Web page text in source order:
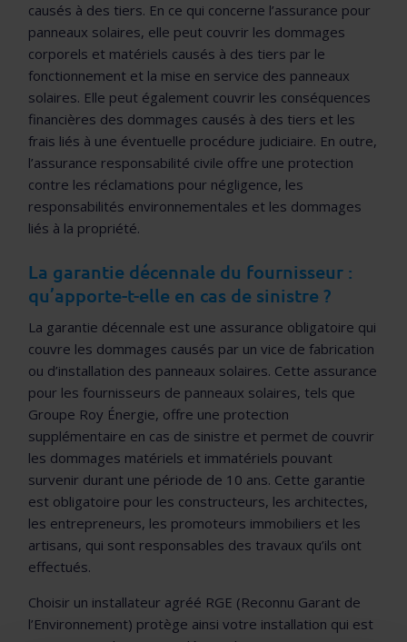
causés à des tiers. En ce qui concerne l’assurance pour
panneaux solaires, elle peut couvrir les dommages
corporels et matériels causés à des tiers par le
fonctionnement et la mise en service des panneaux
solaires. Elle peut également couvrir les conséquences
financières des dommages causés à des tiers et les
frais liés à une éventuelle procédure judiciaire. En outre,
l’assurance responsabilité civile offre une protection
contre les réclamations pour négligence, les
responsabilités environnementales et les dommages
liés à la propriété.
La garantie décennale du fournisseur :
qu’apporte-t-elle en cas de sinistre ?
La garantie décennale est une assurance obligatoire qui
couvre les dommages causés par un vice de fabrication
ou d’installation des panneaux solaires. Cette assurance
pour les fournisseurs de panneaux solaires, tels que
Groupe Roy Énergie, offre une protection
supplémentaire en cas de sinistre et permet de couvrir
les dommages matériels et immatériels pouvant
survenir durant une période de 10 ans. Cette garantie
est obligatoire pour les constructeurs, les architectes,
les entrepreneurs, les promoteurs immobiliers et les
artisans, qui sont responsables des travaux qu’ils ont
effectués.
Choisir un installateur agréé RGE (Reconnu Garant de
l’Environnement) protège ainsi votre installation qui est